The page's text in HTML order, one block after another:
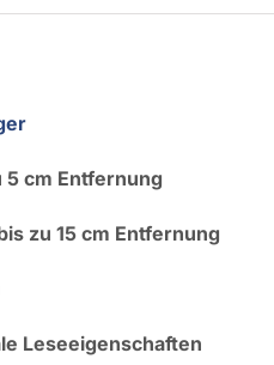
5 cm Entfernung
zu 15 cm Entfernung
Leseeigenschaften